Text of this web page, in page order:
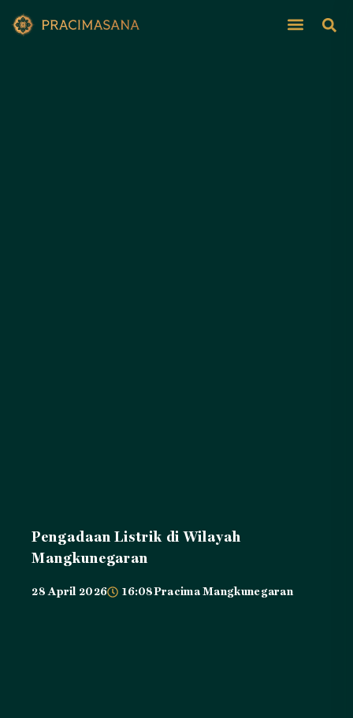
Pengadaan Listrik di Wilayah
Mangkunegaran
28 April 2026 16:08Pracima Mangkunegaran